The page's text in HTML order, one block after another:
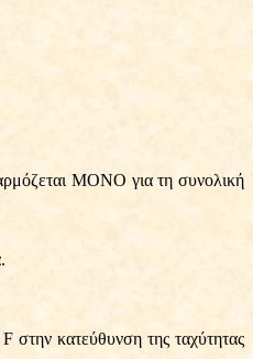
ΜΟΝΟ για τη συνολική
στην κατεύθυνση της ταχύτητας